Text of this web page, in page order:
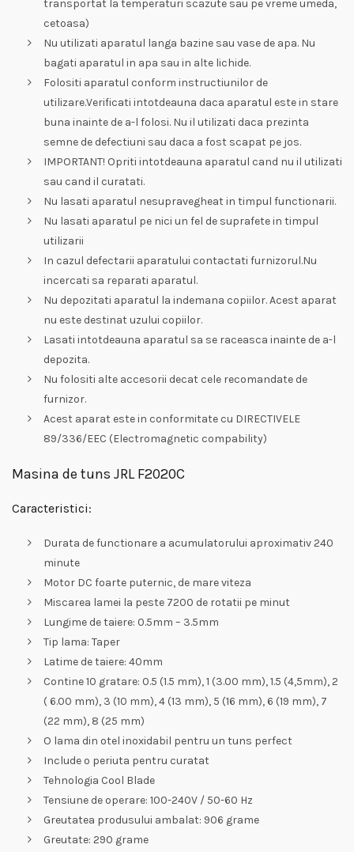
transportat la temperaturi scazute sau pe vreme umeda,
cetoasa)
Nu utilizati aparatul langa bazine sau vase de apa. Nu
bagati aparatul in apa sau in alte lichide.
Folositi aparatul conform instructiunilor de
utilizare.Verificati intotdeauna daca aparatul este in stare
buna inainte de a-l folosi. Nu il utilizati daca prezinta
semne de defectiuni sau daca a fost scapat pe jos.
IMPORTANT! Opriti intotdeauna aparatul cand nu il utilizati
sau cand il curatati.
Nu lasati aparatul nesupravegheat in timpul functionarii.
Nu lasati aparatul pe nici un fel de suprafete in timpul
utilizarii
In cazul defectarii aparatului contactati furnizorul.Nu
incercati sa reparati aparatul.
Nu depozitati aparatul la indemana copiilor. Acest aparat
nu este destinat uzului copiilor.
Lasati intotdeauna aparatul sa se raceasca inainte de a-l
depozita.
Nu folositi alte accesorii decat cele recomandate de
furnizor.
Acest aparat este in conformitate cu DIRECTIVELE
89/336/EEC (Electromagnetic compability)
Masina de tuns JRL F2020C
Caracteristici:
Durata de functionare a acumulatorului aproximativ 240
minute
Motor DC foarte puternic, de mare viteza
Miscarea lamei la peste 7200 de rotatii pe minut
Lungime de taiere: 0.5mm – 3.5mm
Tip lama: Taper
Latime de taiere: 40mm
Contine 10 gratare: 0.5 (1.5 mm), 1 (3.00 mm), 1.5 (4,5mm), 2
( 6.00 mm), 3 (10 mm), 4 (13 mm), 5 (16 mm), 6 (19 mm), 7
(22 mm), 8 (25 mm)
O lama din otel inoxidabil pentru un tuns perfect
Include o periuta pentru curatat
Tehnologia Cool Blade
Tensiune de operare: 100-240V / 50-60 Hz
Greutatea produsului ambalat: 906 grame
Greutate: 290 grame